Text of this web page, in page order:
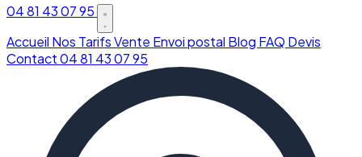
04 81 43 07 95
Accueil Nos TarifsVente Envoi postal Blog FAQ Devis
Contact04 81 43 07 95